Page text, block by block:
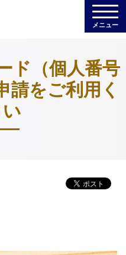
メニュー
ド（個人番号
請をご利用く